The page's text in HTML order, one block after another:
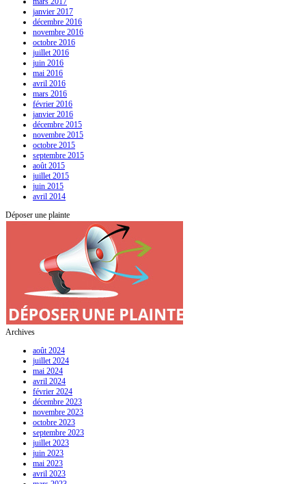
janvier 2017
décembre 2016
novembre 2016
octobre 2016
juillet 2016
juin 2016
mai 2016
avril 2016
mars 2016
février 2016
janvier 2016
décembre 2015
novembre 2015
octobre 2015
septembre 2015
août 2015
juillet 2015
juin 2015
avril 2014
Déposer une plainte
Archives
août 2024
juillet 2024
mai 2024
avril 2024
février 2024
décembre 2023
novembre 2023
octobre 2023
septembre 2023
juillet 2023
juin 2023
mai 2023
avril 2023